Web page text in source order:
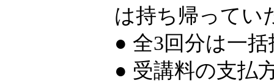
は持ち帰ってい
● 全3回分は一
● 受講料の支払